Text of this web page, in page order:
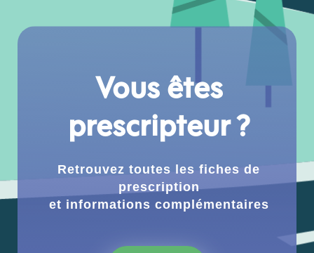
Vous êtes
prescripteur ?
Retrouvez toutes les fiches de
prescription
et informations complémentaires